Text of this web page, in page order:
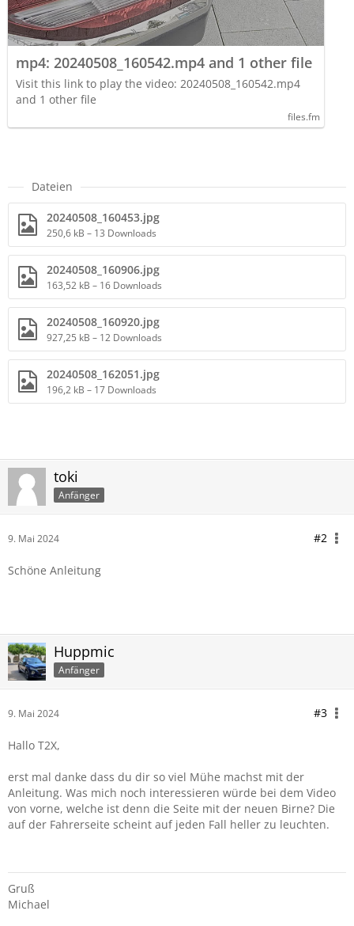
mp4: 20240508_160542.mp4 and 1 other file
Visit this link to play the video: 20240508_160542.mp4
and 1 other file
files.fm
Dateien
20240508_160453.jpg
250,6 kB – 13 Downloads
20240508_160906.jpg
163,52 kB – 16 Downloads
20240508_160920.jpg
927,25 kB – 12 Downloads
20240508_162051.jpg
196,2 kB – 17 Downloads
toki
Anfänger
9. Mai 2024 #2
Schöne Anleitung
Huppmic
Anfänger
9. Mai 2024 #3
Hallo T2X,
erst mal danke dass du dir so viel Mühe machst mit der
Anleitung. Was mich noch interessieren würde bei dem Video
von vorne, welche ist denn die Seite mit der neuen Birne? Die
auf der Fahrerseite scheint auf jeden Fall heller zu leuchten.
Gruß
Michael